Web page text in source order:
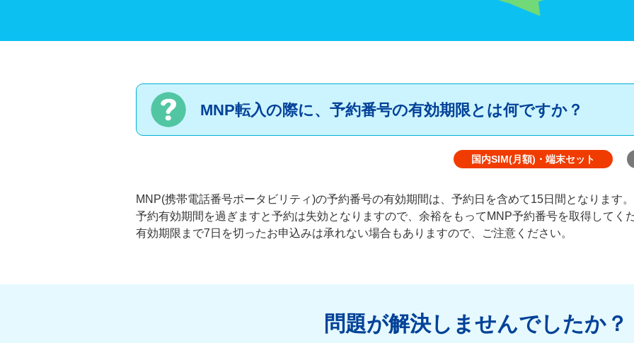
MNP転入の際に、予約番号の有効期限とは何ですか？
国内SIM(月額)・端末セット
MNP(携帯電話番号ポータビリティ)の予約番号の有効期間は、予約日を含めて15日間となります。
予約有効期間を過ぎますと予約は失効となりますので、余裕をもってMNP予約番号を取得してく
有効期限まで7日を切ったお申込みは承れない場合もありますので、ご注意ください。
問題が解決しませんでしたか？